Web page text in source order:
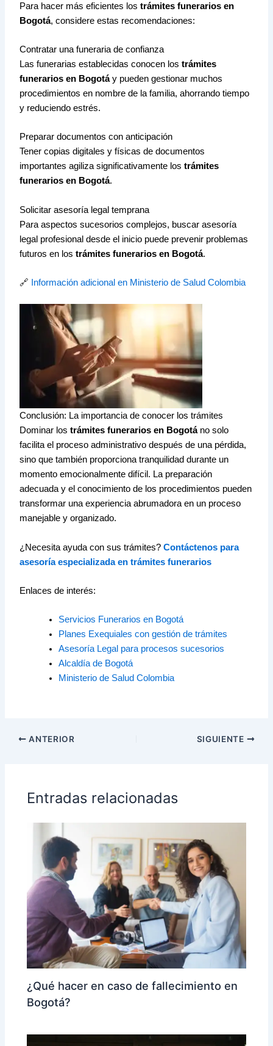
Para hacer más eficientes lostrámites funerarios en
Bogotá, considere estas recomendaciones:
Contratar una funeraria de confianza
Las funerarias establecidas conocen lostrámites
funerarios en Bogotáy pueden gestionar muchos
procedimientos en nombre de la familia, ahorrando tiempo
y reduciendo estrés.
Preparar documentos con anticipación
Tener copias digitales y físicas de documentos
importantes agiliza significativamente lostrámites
funerarios en Bogotá.
Solicitar asesoría legal temprana
Para aspectos sucesorios complejos, buscar asesoría
legal profesional desde el inicio puede prevenir problemas
futuros en lostrámites funerarios en Bogotá.
🔗 Información adicional en Ministerio de Salud Colombia
Conclusión: La importancia de conocer los trámites
Dominar lostrámites funerarios en Bogotáno solo
facilita el proceso administrativo después de una pérdida,
sino que también proporciona tranquilidad durante un
momento emocionalmente difícil. La preparación
adecuada y el conocimiento de los procedimientos pueden
transformar una experiencia abrumadora en un proceso
manejable y organizado.
¿Necesita ayuda con sus trámites?Contáctenos para
asesoría especializada en trámites funerarios
Enlaces de interés:
Servicios Funerarios en Bogotá
Planes Exequiales con gestión de trámites
Asesoría Legal para procesos sucesorios
Alcaldía de Bogotá
Ministerio de Salud Colombia
ANTERIOR SIGUIENTE
Entradas relacionadas
¿Qué hacer en caso de fallecimiento en
Bogotá?